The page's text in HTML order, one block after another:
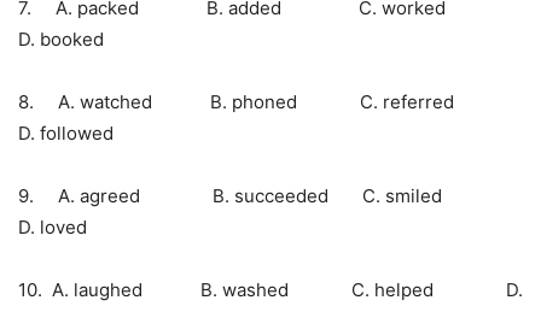
7. A. packed B. added C. worked
D. booked
8. A. watched B. phoned C. referred
D. followed
9. A. agreed B. succeeded C. smiled
D. loved
10. A. laughed B. washed C. helped D.